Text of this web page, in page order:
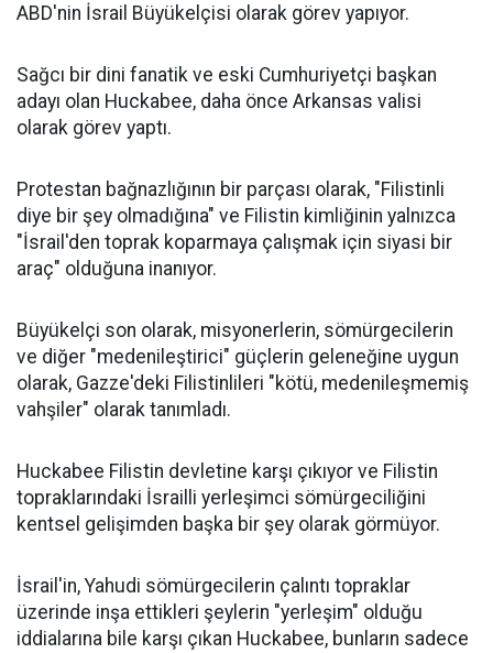
ABD'nin İsrail Büyükelçisi olarak görev yapıyor.
Sağcı bir dini fanatik ve eski Cumhuriyetçi başkan
adayı olan Huckabee, daha önce Arkansas valisi
olarak görev yaptı.
Protestan bağnazlığının bir parçası olarak, "Filistinli
diye bir şey olmadığına" ve Filistin kimliğinin yalnızca
"İsrail'den toprak koparmaya çalışmak için siyasi bir
araç" olduğuna inanıyor.
Büyükelçi son olarak, misyonerlerin, sömürgecilerin
ve diğer "medenileştirici" güçlerin geleneğine uygun
olarak, Gazze'deki Filistinlileri "kötü, medenileşmemiş
vahşiler" olarak tanımladı.
Huckabee Filistin devletine karşı çıkıyor ve Filistin
topraklarındaki İsrailli yerleşimci sömürgeciliğini
kentsel gelişimden başka bir şey olarak görmüyor.
İsrail'in, Yahudi sömürgecilerin çalıntı topraklar
üzerinde inşa ettikleri şeylerin "yerleşim" olduğu
iddialarına bile karşı çıkan Huckabee, bunların sadece